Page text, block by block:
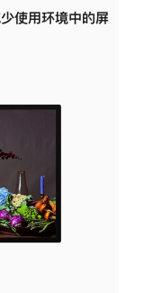
使用环境中的屏